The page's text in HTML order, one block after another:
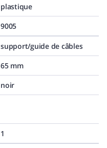
plastique
9005
support/guide de câbles
65 mm
noir
1